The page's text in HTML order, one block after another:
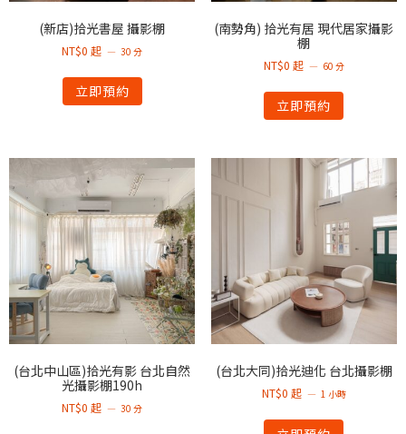
(新店)拾光書屋 攝影棚
NT$0 起 30 分
立即預約
(南勢角) 拾光有居 現代居家攝影
棚
NT$0 起 60 分
立即預約
(台北中山區)拾光有影 台北自然
光攝影棚190h
NT$0 起 30 分
(台北大同)拾光迪化 台北攝影棚
NT$0 起 1 小時